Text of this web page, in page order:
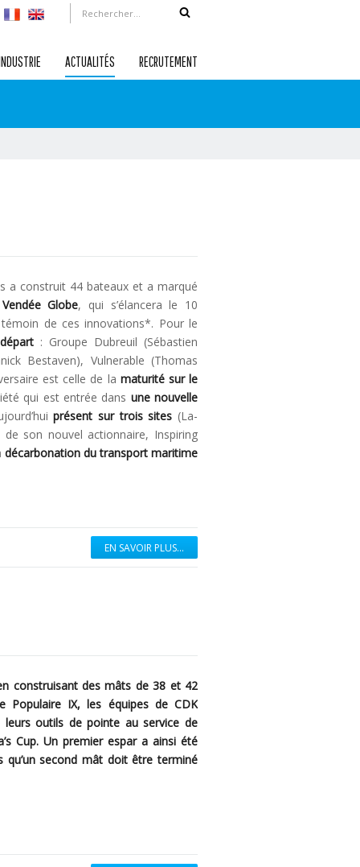
ACTUALITÉS RECRUTEMENT
a construit 44 bateaux et a marqué
Vendée Globe, qui s’élancera le 10
de ces innovations*. Pour le
: Groupe Dubreuil (Sébastien
Bestaven), Vulnerable (Thomas
est celle de la maturité sur le
qui est entrée dans une nouvelle
présent sur trois sites (La-
de son nouvel actionnaire, Inspiring
décarbonation du transport maritime
EN SAVOIR PLUS...
construisant des mâts de 38 et 42
IX, les équipes de CDK
leurs outils de pointe au service de
Cup. Un premier espar a ainsi été
qu’un second mât doit être terminé